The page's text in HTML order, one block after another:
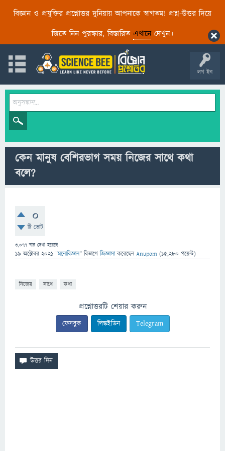
বিজ্ঞান ও প্রযুক্তির প্রশ্নোত্তর দুনিয়ায় আপনাকে স্বাগতম! প্রশ্ন-উত্তর দিয়ে
জিতে নিন পুরস্কার, বিস্তারিত এখানেদেখুন।
লগ ইন
কেন মানুষ বেশিরভাগ সময় নিজের সাথে কথা
বলে?
0
টি ভোট
3,077 বার দেখা হয়েছে
19 অক্টোবর 2021 "মনোবিজ্ঞান" বিভাগে জিজ্ঞাসাকরেছেনAnupom (15,280 পয়েন্ট)
নিজের সাথে কথা
প্রশ্নোত্তরটি শেয়ার করুন
ফেসবুক লিঙ্কইডিন Telegram